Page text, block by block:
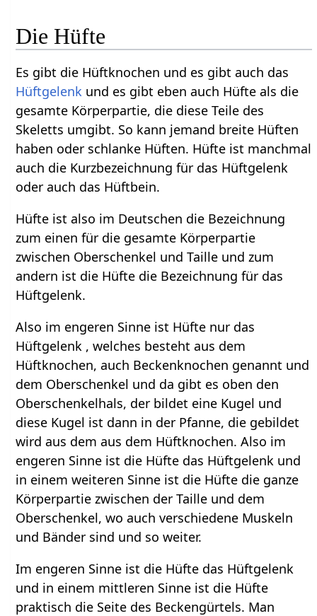
Die Hüfte
Es gibt die Hüftknochen und es gibt auch das
Hüftgelenk und es gibt eben auch Hüfte als die
gesamte Körperpartie, die diese Teile des
Skeletts umgibt. So kann jemand breite Hüften
haben oder schlanke Hüften. Hüfte ist manchmal
auch die Kurzbezeichnung für das Hüftgelenk
oder auch das Hüftbein.
Hüfte ist also im Deutschen die Bezeichnung
zum einen für die gesamte Körperpartie
zwischen Oberschenkel und Taille und zum
andern ist die Hüfte die Bezeichnung für das
Hüftgelenk.
Also im engeren Sinne ist Hüfte nur das
Hüftgelenk , welches besteht aus dem
Hüftknochen, auch Beckenknochen genannt und
dem Oberschenkel und da gibt es oben den
Oberschenkelhals, der bildet eine Kugel und
diese Kugel ist dann in der Pfanne, die gebildet
wird aus dem aus dem Hüftknochen. Also im
engeren Sinne ist die Hüfte das Hüftgelenk und
in einem weiteren Sinne ist die Hüfte die ganze
Körperpartie zwischen der Taille und dem
Oberschenkel, wo auch verschiedene Muskeln
und Bänder sind und so weiter.
Im engeren Sinne ist die Hüfte das Hüftgelenk
und in einem mittleren Sinne ist die Hüfte
praktisch die Seite des Beckengürtels. Man